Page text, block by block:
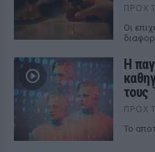
Οι
Η
τους
Το